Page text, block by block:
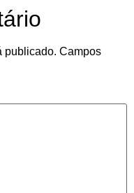
publicado. Campos